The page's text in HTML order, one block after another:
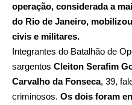
operação, considerada a
do Rio de Janeiro,
civis e militares.
Integrantes do Batalhão de
sargentos Cleiton Serafim
Carvalho da Fonseca, 39,
criminosos. Os dois foram